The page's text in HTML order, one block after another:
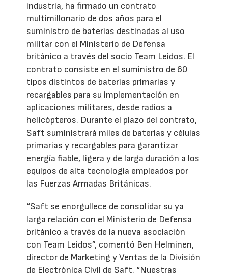
industria, ha firmado un contrato
multimillonario de dos años para el
suministro de baterías destinadas al uso
militar con el Ministerio de Defensa
británico a través del socio Team Leidos. El
contrato consiste en el suministro de 60
tipos distintos de baterías primarias y
recargables para su implementación en
aplicaciones militares, desde radios a
helicópteros. Durante el plazo del contrato,
Saft suministrará miles de baterías y células
primarias y recargables para garantizar
energía fiable, ligera y de larga duración a los
equipos de alta tecnología empleados por
las Fuerzas Armadas Británicas.
“Saft se enorgullece de consolidar su ya
larga relación con el Ministerio de Defensa
británico a través de la nueva asociación
con Team Leidos”, comentó Ben Helminen,
director de Marketing y Ventas de la División
de Electrónica Civil de Saft. “Nuestras